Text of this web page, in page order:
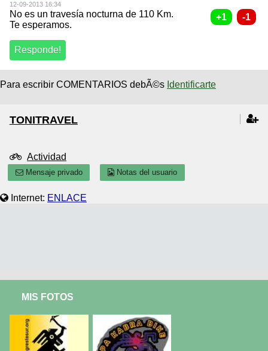
12-09-2013 16:34
No es un travesía nocturna de 110 Km.
Te esperamos.
Para escribir COMENTARIOS debÃ©s Identificarte
TONITRAVEL
Actividad
Mensaje privado Notas del usuario
Internet: ENLACE
MIS FOTOS